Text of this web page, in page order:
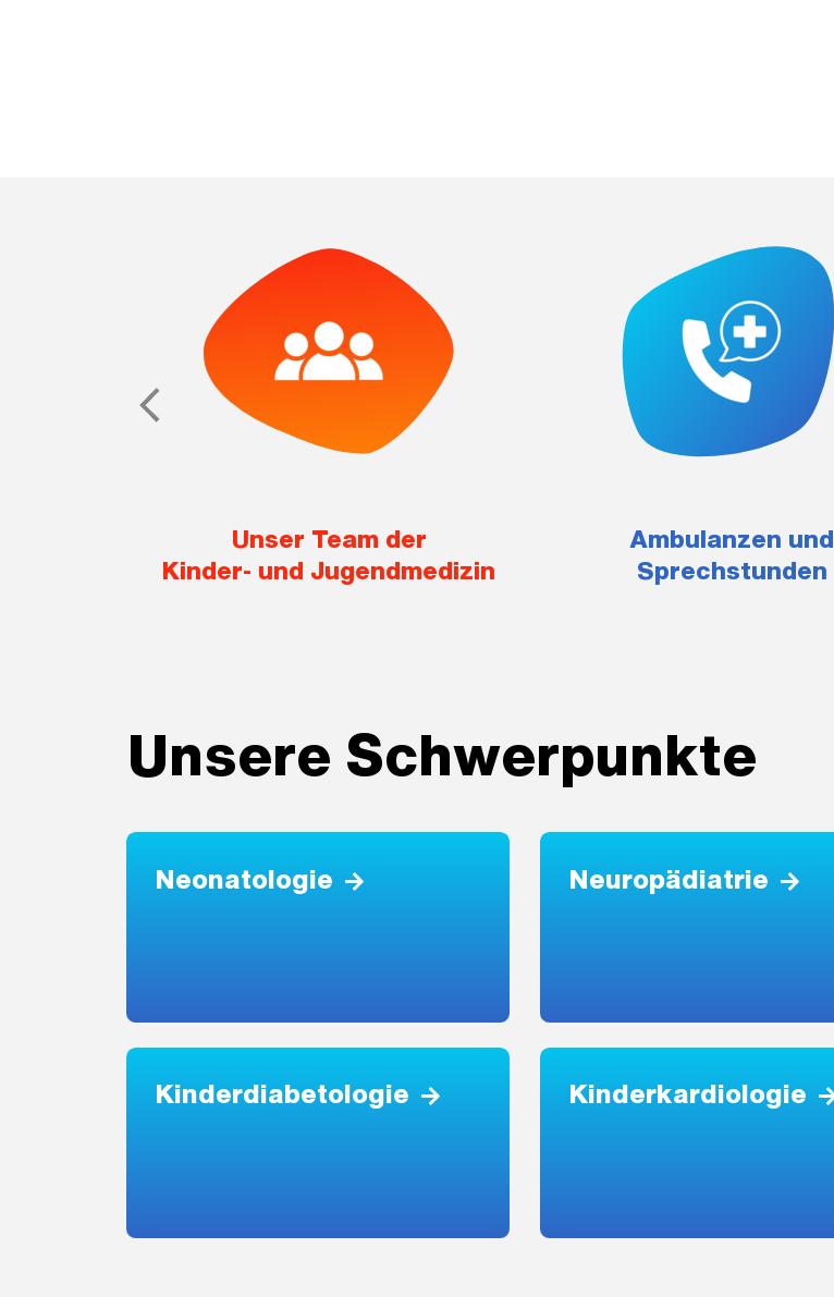
Unser Team der
Kinder- und Jugendmedizin
Ambulanzen und
Sprechstunden
Unsere Schwerpunkte
Neonatologie Neuropädiatrie
Kinderdiabetologie Kinderkardiologie